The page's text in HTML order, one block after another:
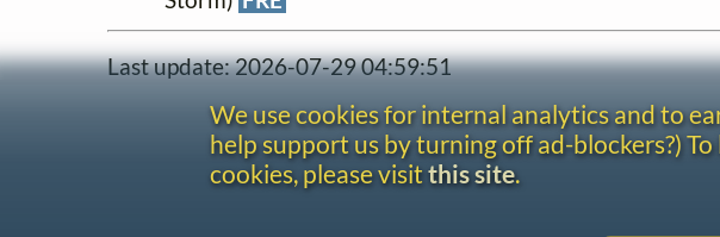
Last update: 2026-07-29 04:59:51
We use cookies for internal analytics and to
help support us by turning off ad-blockers?) To
cookies, please visit this site.